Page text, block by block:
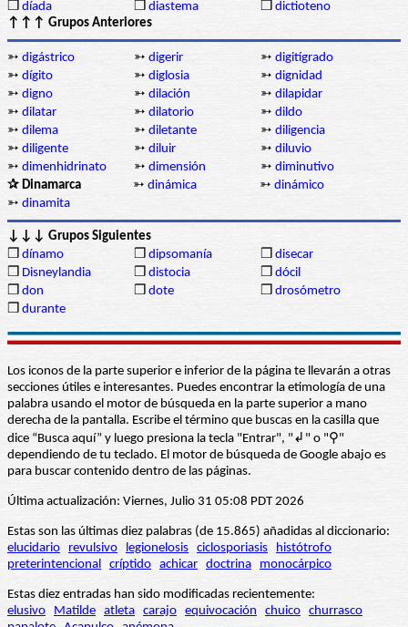
❒ díada ❒ diastema ❒ dictioteno
↑↑↑ Grupos Anteriores
➳ digástrico ➳ digerir ➳ digitígrado
➳ dígito ➳ diglosia ➳ dignidad
➳ digno ➳ dilación ➳ dilapidar
➳ dilatar ➳ dilatorio ➳ dildo
➳ dilema ➳ diletante ➳ diligencia
➳ diligente ➳ diluir ➳ diluvio
➳ dimenhidrinato ➳ dimensión ➳ diminutivo
✰ Dinamarca
➳ dinámica ➳ dinámico
➳ dinamita
↓↓↓ Grupos Siguientes
❒ dínamo ❒ dipsomanía ❒ disecar
❒ Disneylandia ❒ distocia ❒ dócil
❒ don ❒ dote ❒ drosómetro
❒ durante
Los iconos de la parte superior e inferior de la página te llevarán a otras
secciones útiles e interesantes. Puedes encontrar la etimología de una
palabra usando el motor de búsqueda en la parte superior a mano
derecha de la pantalla. Escribe el término que buscas en la casilla que
dice “Busca aquí” y luego presiona la tecla "Entrar", "↲" o "⚲"
dependiendo de tu teclado. El motor de búsqueda de Google abajo es
para buscar contenido dentro de las páginas.
Última actualización: Viernes, Julio 31 05:08 PDT 2026
Estas son las últimas diez palabras (de 15.865) añadidas al diccionario:
elucidario
revulsivo legionelosis ciclosporiasis
histótrofo
preterintencional críptido achicar doctrina monocárpico
Estas diez entradas han sido modificadas recientemente:
elusivo
Matilde atleta carajo equivocación chuico churrasco